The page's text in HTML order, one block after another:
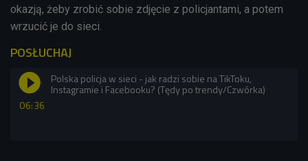
okazją, żeby zrobić sobie zdjęcie z policjantami, a potem
wrzucić je do sieci.
POSŁUCHAJ
06:36
Polska policja w sieci - jak radzi sobie na TikToku,
Instagramie i Facebooku? (Tędy po trendy/Czwórka)